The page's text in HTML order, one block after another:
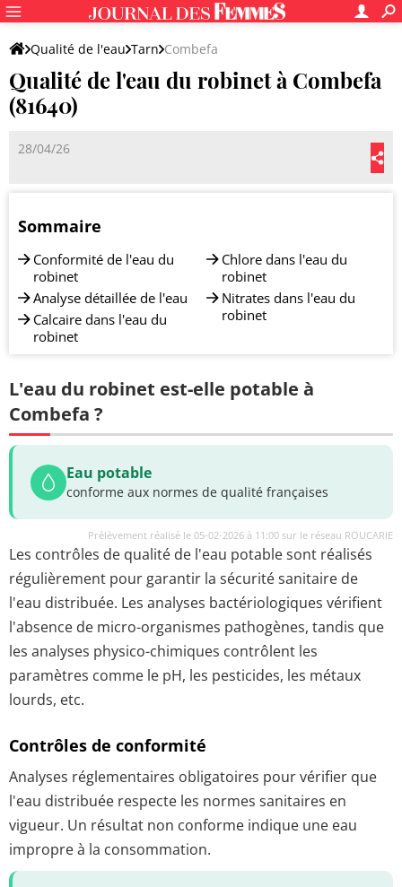
Qualité de l'eau Tarn Combefa
Qualité de l'eau du robinet à Combefa
(81640)
28/04/26
Sommaire
Conformité de l'eau du
robinet
Analyse détaillée de l'eau
Calcaire dans l'eau du
robinet
Chlore dans l'eau du
robinet
Nitrates dans l'eau du
robinet
L'eau du robinet est-elle potable à
Combefa ?
Eau potable
conforme aux normes de qualité françaises
Prélèvement réalisé le 05-02-2026 à 11:00 sur le réseau ROUCARIE
Les contrôles de qualité de l'eau potable sont réalisés
régulièrement pour garantir la sécurité sanitaire de
l'eau distribuée. Les analyses bactériologiques vérifient
l'absence de micro-organismes pathogènes, tandis que
les analyses physico-chimiques contrôlent les
paramètres comme le pH, les pesticides, les métaux
lourds, etc.
Contrôles de conformité
Analyses réglementaires obligatoires pour vérifier que
l'eau distribuée respecte les normes sanitaires en
vigueur. Un résultat non conforme indique une eau
impropre à la consommation.